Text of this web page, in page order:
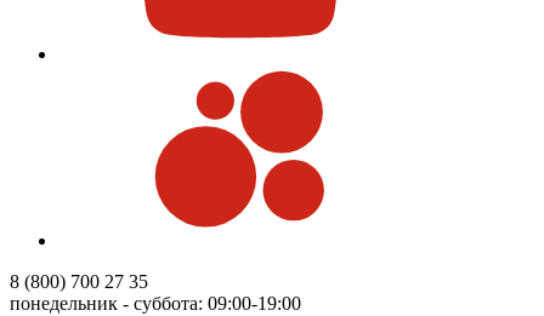
8 (800) 700 27 35
понедельник - суббота: 09:00-19:00